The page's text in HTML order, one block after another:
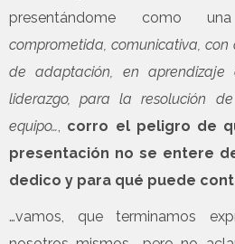
presentándome como
comprometida, comunicativa,
de adaptación, en aprendizaje
liderazgo, para la resolución
equipo…, corro el peligro de
presentación no se entere
dedico y para qué puede
…vamos, que terminamos